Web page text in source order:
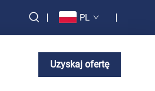
PL
Uzyskaj ofertę